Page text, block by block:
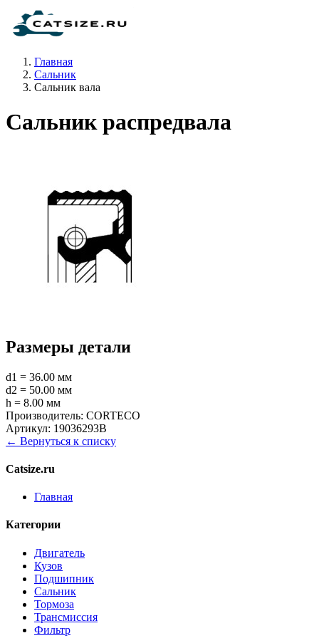
Главная
Сальник
Сальник вала
Сальник распредвала
Размеры детали
d1 = 36.00 мм
d2 = 50.00 мм
h = 8.00 мм
Производитель: CORTECO
Артикул: 19036293B
← Вернуться к списку
Catsize.ru
Главная
Категории
Двигатель
Кузов
Подшипник
Сальник
Тормоза
Трансмиссия
Фильтр